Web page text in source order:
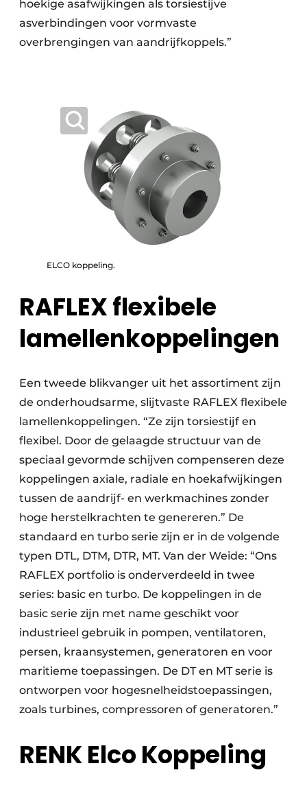
hoekige asafwijkingen als torsiestijve
asverbindingen voor vormvaste
overbrengingen van aandrijfkoppels.”
ELCO koppeling.
RAFLEX flexibele
lamellenkoppelingen
Een tweede blikvanger uit het assortiment zijn
de onderhoudsarme, slijtvaste RAFLEX flexibele
lamellenkoppelingen. “Ze zijn torsiestijf en
flexibel. Door de gelaagde structuur van de
speciaal gevormde schijven compenseren deze
koppelingen axiale, radiale en hoekafwijkingen
tussen de aandrijf- en werkmachines zonder
hoge herstelkrachten te genereren.” De
standaard en turbo serie zijn er in de volgende
typen DTL, DTM, DTR, MT. Van der Weide: “Ons
RAFLEX portfolio is onderverdeeld in twee
series: basic en turbo. De koppelingen in de
basic serie zijn met name geschikt voor
industrieel gebruik in pompen, ventilatoren,
persen, kraansystemen, generatoren en voor
maritieme toepassingen. De DT en MT serie is
ontworpen voor hogesnelheidstoepassingen,
zoals turbines, compressoren of generatoren.”
RENK Elco Koppeling